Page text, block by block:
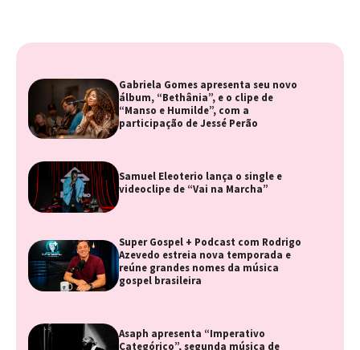
Gabriela Gomes apresenta seu novo
álbum, “Bethânia”, e o clipe de
“Manso e Humilde”, com a
participação de Jessé Perão
Samuel Eleoterio lança o single e
videoclipe de “Vai na Marcha”
Super Gospel + Podcast com Rodrigo
Azevedo estreia nova temporada e
reúne grandes nomes da música
gospel brasileira
Asaph apresenta “Imperativo
Categórico”, segunda música de